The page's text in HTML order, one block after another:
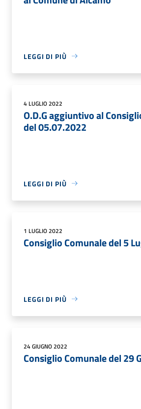
LEGGI DI PIÙ
4 LUGLIO 2022
O.D.G aggiuntivo al
del 05.07.2022
LEGGI DI PIÙ
1 LUGLIO 2022
Consiglio Comunale del 5
LEGGI DI PIÙ
24 GIUGNO 2022
Consiglio Comunale del 29